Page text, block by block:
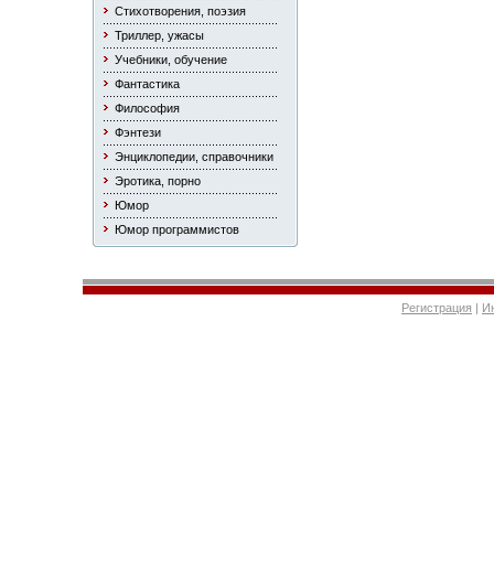
Стихотворения, поэзия
Триллер, ужасы
Учебники, обучение
Фантастика
Философия
Фэнтези
Энциклопедии, справочники
Эротика, порно
Юмор
Юмор программистов
Регистрация |